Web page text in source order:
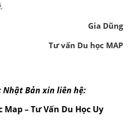
Gia Dũng
Tư vấn Du học MAP
Nhật Bản xin liên hệ:
Map – Tư Vấn Du Học Uy